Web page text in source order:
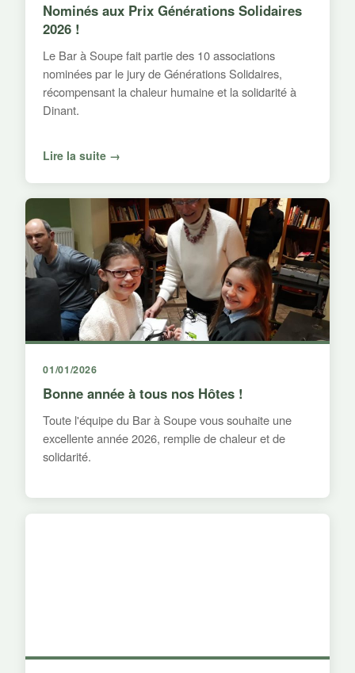
Nominés aux Prix Générations Solidaires
2026 !
Le Bar à Soupe fait partie des 10 associations
nominées par le jury de Générations Solidaires,
récompensant la chaleur humaine et la solidarité à
Dinant.
Lire la suite →
01/01/2026
Bonne année à tous nos Hôtes !
Toute l'équipe du Bar à Soupe vous souhaite une
excellente année 2026, remplie de chaleur et de
solidarité.